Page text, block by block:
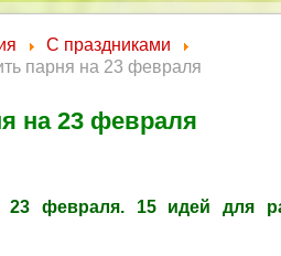
(стихи
С праздниками
парня на 23 февраля
на 23 февраля
23 февраля. 15 идей для